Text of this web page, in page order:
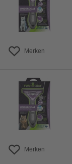
Merken
Merken